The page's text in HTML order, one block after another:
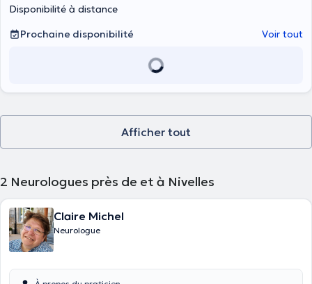
Disponibilité à distance
Prochaine disponibilité
Voir tout
Afficher tout
2 Neurologues près de et à Nivelles
Claire Michel
Neurologue